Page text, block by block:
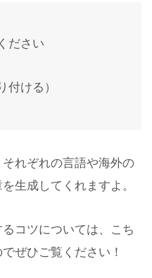
ださい
付ける）
れぞれの言語や海外の
生成してくれますよ。
コツについては、こち
ぜひご覧ください！